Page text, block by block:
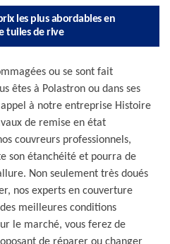
les plus abordables en
tuiles de rive
ou se sont fait
êtes à Polastron ou dans ses
à notre entreprise Histoire
de remise en état
couvreurs professionnels,
son étanchéité et pourra de
Non seulement très doués
nos experts en couverture
meilleures conditions
le marché, vous ferez de